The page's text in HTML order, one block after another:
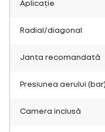
Aplicație
Radial/diagonal
Janta recomandată
Presiunea aerului (bar)
Camera inclusă